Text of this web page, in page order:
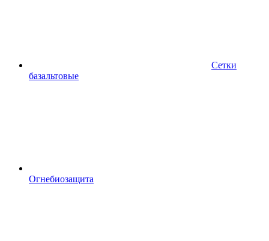
Сетки
базальтовые
Огнебиозащита